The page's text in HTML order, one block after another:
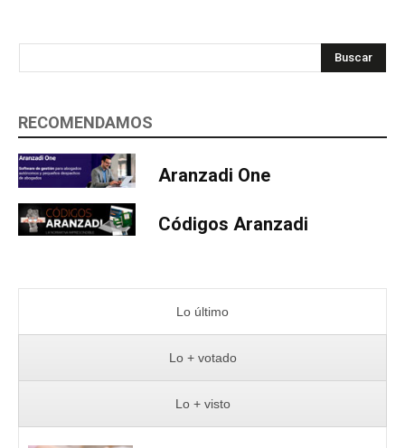
Buscar
RECOMENDAMOS
Aranzadi One
Códigos Aranzadi
Lo último
Lo + votado
Lo + visto